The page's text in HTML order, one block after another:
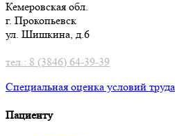
Кемеровская обл.
г. Прокопьевск
ул. Шишкина, д.6
тел.: 8 (3846) 64-39-39
Специальная оценка условий труда
Пациенту